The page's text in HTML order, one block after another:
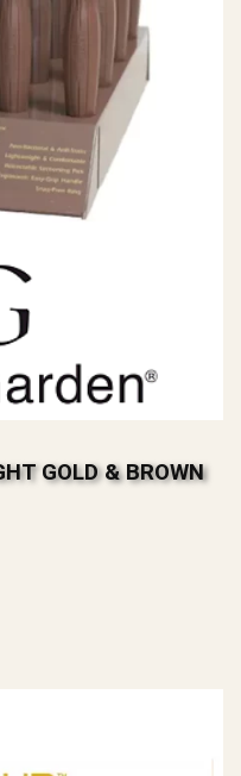
GOLD & BROWN